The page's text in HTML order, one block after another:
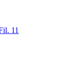
11